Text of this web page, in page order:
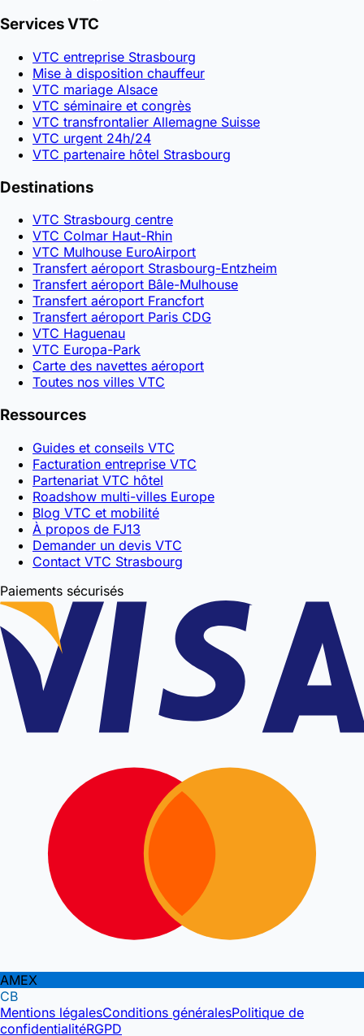
Services VTC
VTC entreprise Strasbourg
Mise à disposition chauffeur
VTC mariage Alsace
VTC séminaire et congrès
VTC transfrontalier Allemagne Suisse
VTC urgent 24h/24
VTC partenaire hôtel Strasbourg
Destinations
VTC Strasbourg centre
VTC Colmar Haut-Rhin
VTC Mulhouse EuroAirport
Transfert aéroport Strasbourg-Entzheim
Transfert aéroport Bâle-Mulhouse
Transfert aéroport Francfort
Transfert aéroport Paris CDG
VTC Haguenau
VTC Europa-Park
Carte des navettes aéroport
Toutes nos villes VTC
Ressources
Guides et conseils VTC
Facturation entreprise VTC
Partenariat VTC hôtel
Roadshow multi-villes Europe
Blog VTC et mobilité
À propos de FJ13
Demander un devis VTC
Contact VTC Strasbourg
Paiements sécurisés
AMEX
CB
Mentions légalesConditions généralesPolitique de
confidentialitéRGPD